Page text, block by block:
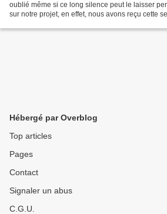
oublié même si ce long silence peut le laisser
sur notre projet, en effet, nous avons reçu cette
Hébergé par Overblog
Top articles
Pages
Contact
Signaler un abus
C.G.U.